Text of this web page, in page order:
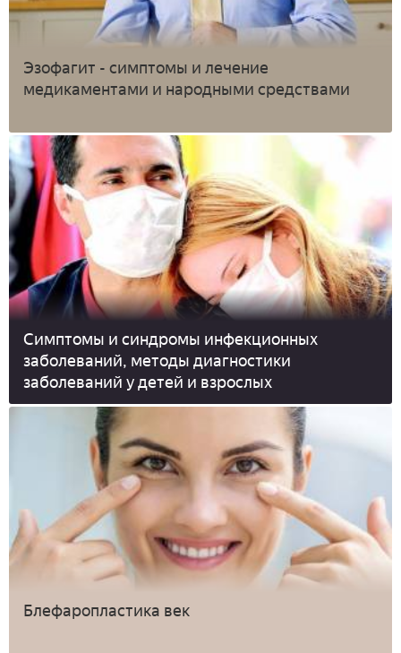
Эзофагит - симптомы и лечение
медикаментами и народными средствами
Симптомы и синдромы инфекционных
заболеваний, методы диагностики
заболеваний у детей и взрослых
Блефаропластика век